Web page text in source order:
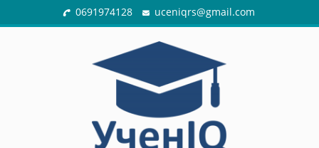
to
0691974128 uceniqrs@gmail.com